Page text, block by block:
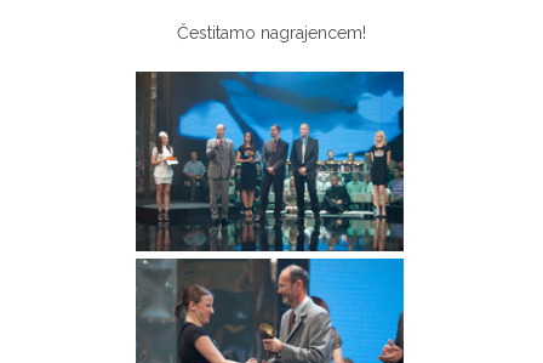
Čestitamo nagrajencem!